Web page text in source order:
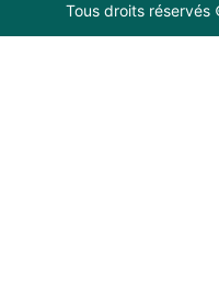
Tous droits réservés